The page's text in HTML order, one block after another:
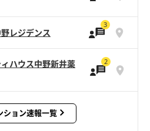
レジデンス
3
ハウス中野新井薬
2
ション速報一覧